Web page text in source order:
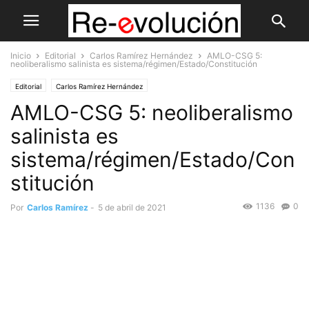
Inicio Editorial Carlos Ramírez Hernández
AMLO-CSG 5:
neoliberalismo salinista es sistema/régimen/Estado/Constitución
Editorial Carlos Ramírez Hernández
AMLO-CSG 5: neoliberalismo
salinista es
sistema/régimen/Estado/Con
stitución
Por Carlos Ramírez - 5 de abril de 2021 0
1136